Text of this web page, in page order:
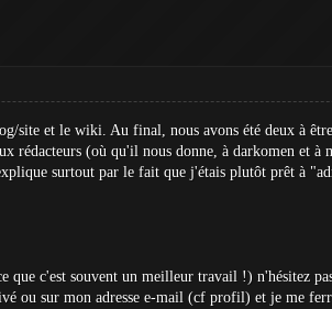
site et le wiki. Au final, nous avons été deux à
rédacteurs (où qu'il nous donne, à darkomen et
surtout par le fait que j'étais plutôt prêt à
que c'est souvent un meilleur travail !) n'hésitez
ou sur mon adresse e-mail (cf profil) et je me